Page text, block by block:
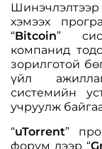
хэмээх
“Bitcoin”
компанид
зорилготой
үйл
системийн
учруулж
“uTorrent”
форум дээр “